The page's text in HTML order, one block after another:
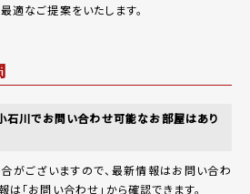
適なご提案をいたします。
石川でお問い合わせ可能なお部屋はあり
がございますので、最新情報はお問い合わ
は「お問い合わせ」 から確認できます。